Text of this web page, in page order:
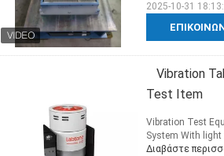
2025-10-31
Vibration
Test Item
Vibration Test
System With
Διαβάστε